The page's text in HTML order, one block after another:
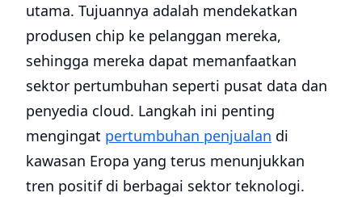
utama. Tujuannya adalah mendekatkan
produsen chip ke pelanggan mereka,
sehingga mereka dapat memanfaatkan
sektor pertumbuhan seperti pusat data dan
penyedia cloud. Langkah ini penting
mengingat pertumbuhan penjualan di
kawasan Eropa yang terus menunjukkan
tren positif di berbagai sektor teknologi.